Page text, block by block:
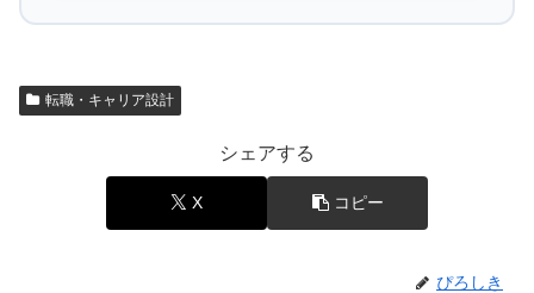
転職・キャリア設計
シェアする
X コピー
ぴろしき